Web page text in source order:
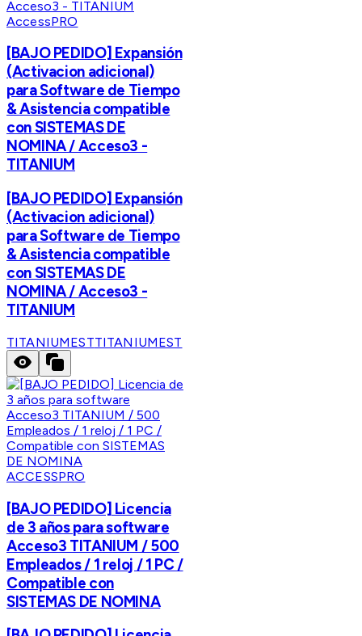
AccessPRO
[BAJO PEDIDO] Expansión
(Activacion adicional)
para Software de Tiempo
& Asistencia compatible
con SISTEMAS DE
NOMINA / Acceso3 -
TITANIUM
[BAJO PEDIDO] Expansión
(Activacion adicional)
para Software de Tiempo
& Asistencia compatible
con SISTEMAS DE
NOMINA / Acceso3 -
TITANIUM
TITANIUMESTTITANIUMEST
ACCESSPRO
[BAJO PEDIDO] Licencia
de 3 años para software
Acceso3 TITANIUM / 500
Empleados / 1 reloj / 1 PC /
Compatible con
SISTEMAS DE NOMINA